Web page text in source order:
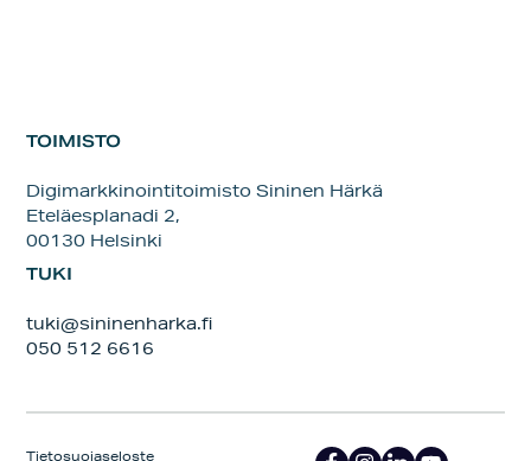
TOIMISTO
Digimarkkinointitoimisto Sininen Härkä
Eteläesplanadi 2,
00130 Helsinki
TUKI
tuki@sininenharka.fi
050 512 6616
Tietosuojaseloste